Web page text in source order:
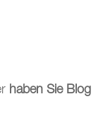
haben Sie Blog